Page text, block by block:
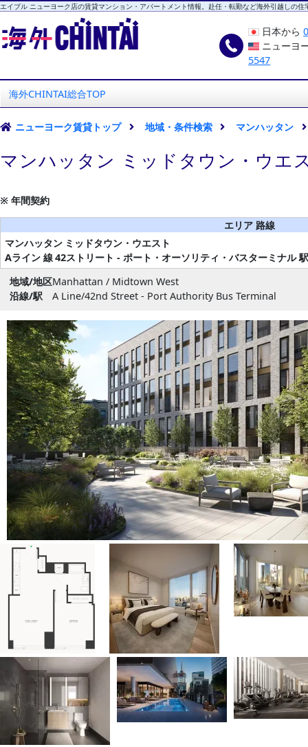
エイブル ニューヨーク店の賃貸マンション・アパートメント情報。赴任・転勤など海外引越しの住
日本から
ニューヨ
5547
海外CHINTAI総合TOP
ニューヨーク賃貸トップ 地域・条件検索 マンハッタン
マンハッタン ミッドタウン・ウエ
※ 年間契約
エリア 路線
マンハッタン ミッドタウン・ウエスト
Aライン 線42ストリート - ポート・オーソリティ・バスターミナル
地域/地区Manhattan / Midtown West
沿線/駅
A Line/42nd Street - Port Authority Bus Terminal